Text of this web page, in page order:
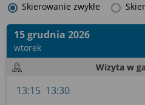
Skierowanie zwykłe
15 grudnia 2026
wtorek
Wizyta w
13:15 13:30
Kliknij „Akceptuję i
wyrazić zgodę na
naszych partnerów
powyższych celach.
Pamiętaj, że wyrażenie
wyrażoną zgodę możesz w